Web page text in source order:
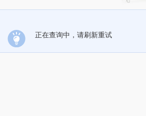
正在查询中，请刷新重试